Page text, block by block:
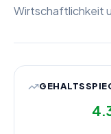
Wirtschaftlichkeit